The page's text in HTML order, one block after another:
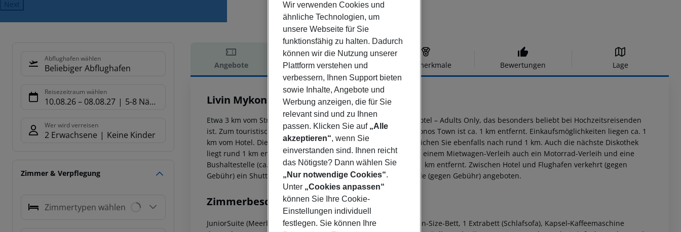
Next
Abflughafen wählen
Beliebiger Abflughafen
Reisezeitraum wählen
10.08.26– 08.08.27 5-8 Nächte
Wer wird verreisen
2 Erwachsene Keine Kinder
Zimmer & Verpflegung
Zimmertypen wählen
Angebote Hotelbeschreibung Hotelmerkmale Bewertungen Lage
Hotelbeschreibung
Livin Mykonos Hotel
4
Etwa 3 km vom Strand entfernt liegt das Hotel Livin Mykonos Hotel – Adults Only, das besonders beliebt bei Hochzeitsreisenden
ist. Zum touristischen Zentrum sind es ca. 1 km. Die Stadt Mykonos Town ist ca. 1 km entfernt. Einkaufsmöglichkeiten liegen ca. 1
km vom Hotel. Die nächstgelegenen Bars und Restaurants erreichen Sie ebenfalls nach rund 1 km. Auch die nächste Diskothek
liegt rund 1 km entfernt. Für Mobilität im Urlaub sorgen neben einem Mietwagen-Verleih auch ein Motorrad-Verleih und eine
Bushaltestelle (ca. 300 m entfernt). Der Flughafen (JMK) ist ca. 1 km entfernt. Zwischen Hotel und Flughafen verkehrt (gegen
Gebühr) ein Shuttle. Auch zum nächsten Strand wird ein Shuttle (gegen Gebühr) angeboten.
Zimmerbeschreibung
JuniorSuite (Meerblick): Die Zimmer sind ausgestattet mit Queen-Size-Bett, 1 Extrabett (Schlafsofa), Kapsel‑Kaffeemaschine
Wir verwenden Cookies und
ähnliche Technologien, um
unsere Webseite für Sie
funktionsfähig zu halten. Dadurch
können wir die Nutzung unserer
Plattform verstehen und
verbessern, Ihnen Support bieten
sowie Inhalte, Angebote und
Werbung anzeigen, die für Sie
relevant sind und zu Ihnen
passen. Klicken Sie auf „Alle
akzeptieren“, wenn Sie
einverstanden sind. Ihnen reicht
das Nötigste? Dann wählen Sie
„Nur notwendige Cookies“.
Unter „Cookies anpassen“
können Sie Ihre Cookie-
Einstellungen individuell
festlegen. Sie können Ihre